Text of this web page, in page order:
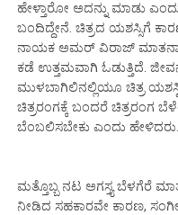
ಹೇಳ್ತಾರೋ ಅದನ್ನು ಮಾಡು
ಬಂದಿದ್ದೇನೆ. ಚಿತ್ರದ ಯಶಸ್ಸಿಗೆ
ನಾಯಕ ಅಮರ್ ವಿರಾಜ್ ಮಾತನಾಡಿ
ಕಡೆ ಉತ್ತಮವಾಗಿ ಓಡುತ್ತಿದೆ.
ಮುಳಬಾಗಿಲಿನಲ್ಲಿಯೂ ಚಿತ್ರ
ಚಿತ್ರರಂಗಕ್ಕೆ ಬಂದರೆ ಚಿತ್ರರಂಗ
ಬೆಂಬಲಿಸಬೇಕು ಎಂದು ಹೇಳಿದರು.
ಮತ್ತೊಬ್ಬ ನಟ ಅಗಸ್ತ್ಯ ಬೆಳಗೆರೆ
ನೀಡಿದ ಸಹಕಾರವೇ ಕಾರಣ,